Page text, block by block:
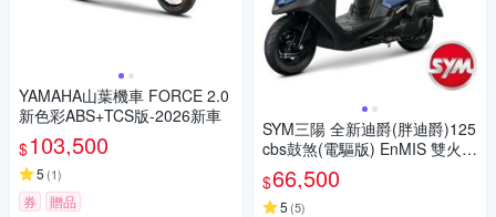
YAMAHA山葉機車 FORCE 2.0
新色彩ABS+TCS版-2026新車
$103,500
5 (1)
券 贈品
SYM三陽 全新迪爵(胖迪爵)125
cbs鼓煞(電驅版) EnMIS 雙火星
塞技術 七期 2026年出廠全新
$66,500
5 (5)